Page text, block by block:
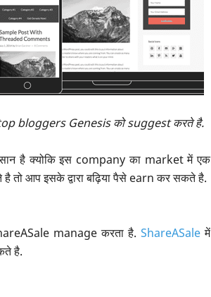
bloggers Genesis को suggest करते है.
है क्योकि इस company का market में एक
तो आप इसके द्वारा बढ़िया पैसे earn कर सकते है.
manage करता है. ShareASale में
है.